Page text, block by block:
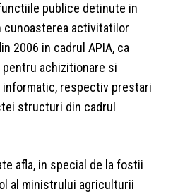
publice detinute in
activitatilor
2006 in cadrul APIA, ca
achizitionare si
respectiv prestari
structuri din cadrul
afla, in special de la fostii
al ministrului agriculturii